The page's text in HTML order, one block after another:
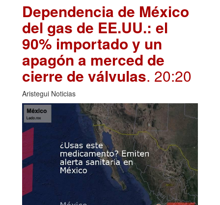
Dependencia de México
del gas de EE.UU.: el
90% importado y un
apagón a merced de
cierre de válvulas. 20:20
Aristegui Noticias